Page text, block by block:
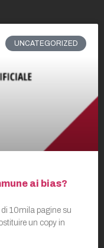
UNCATEGORIZED
ai bias?
di 10mila pagine su
un copy in